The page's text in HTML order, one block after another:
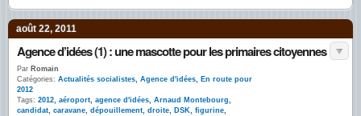
août 22, 2011
Agence d’idées (1) : une mascotte pour les primaires citoyennes
Par Romain
Catégories: Actualités socialistes, Agence d'idées, En route pour
2012
Tags: 2012, aéroport, agence d'idées, Arnaud Montebourg,
candidat, caravane, dépouillement, droite, DSK, figurine,